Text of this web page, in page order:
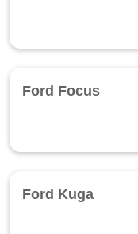
Ford Focus
Ford Kuga